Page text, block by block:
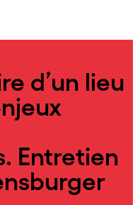
d’un lieu
Entretien